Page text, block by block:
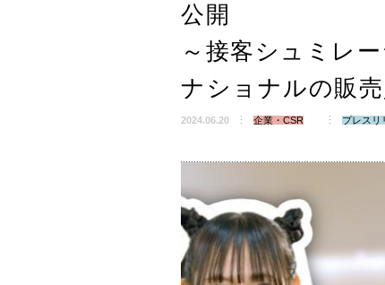
公開
～接客シュミレ
ナショナルの販
2024.06.20 企業・CSR プレスリ